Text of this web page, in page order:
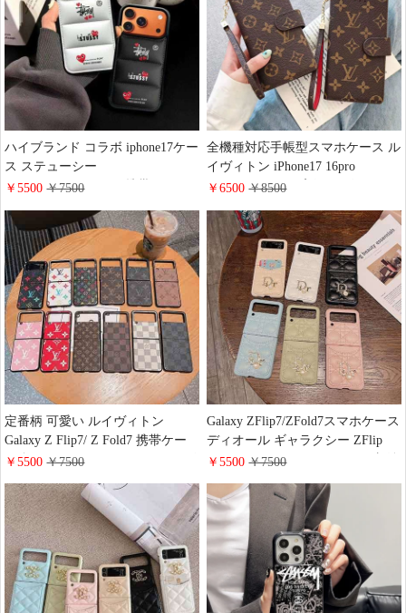
ゃれ
ハイブランド コラボ iphone17ケー
ス ステューシー
iPhone17pro/17promax携帯ケース
い Comme des Garçons
iPhone16/15Plusケース レンズ保護
耐衝撃 高品質 galaxy zfold7/zflip7
スマホケース おしゃれ 欧米
￥5500￥7500
全機種対応手帳型スマホケース ル
イヴィトン iPhone17 16pro
15promaxケース 高級 レザー モノ
pixel9/9pro/8a携帯カバー 財布型
大人 可愛い LV galaxy Aquos
xperia Huawei Mate60 Pro手帳型ス
マホケース ファッション
￥6500￥8500
定番柄 可愛い ルイヴィトン
Galaxy Z Flip7/ Z Fold7 携帯ケー
ス 折りたたみ モノグラム PUレザ
Flip6/5/4携帯ケース スリム 耐衝撃
￥5500￥7500
Galaxy ZFlip7/ZFold7スマホケース
ディオール ギャラクシー ZFlip
6/5 ケース カナージュ カード収納
レディース おしゃれ
￥5500￥7500